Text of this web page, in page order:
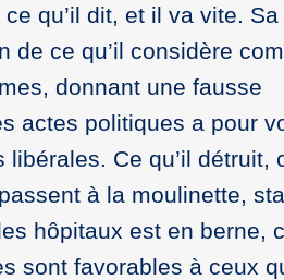
qu’il dit, et il va vite.
de ce qu’il considère
donnant une fausse
actes politiques a pour
Ce qu’il détruit,
à la moulinette,
hôpitaux est en berne,
sont favorables à ceux